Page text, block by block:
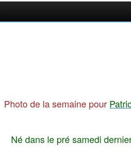
Photo de la semaine pour
Né dans le pré samedi